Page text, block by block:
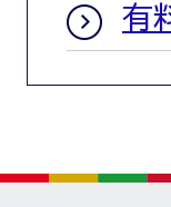
有